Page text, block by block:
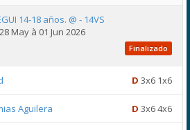
14-18 años. @ - 14VS
May à 01 Jun 2026
Finalizado
D 3x6 1x6
Aguilera D 3x6 4x6